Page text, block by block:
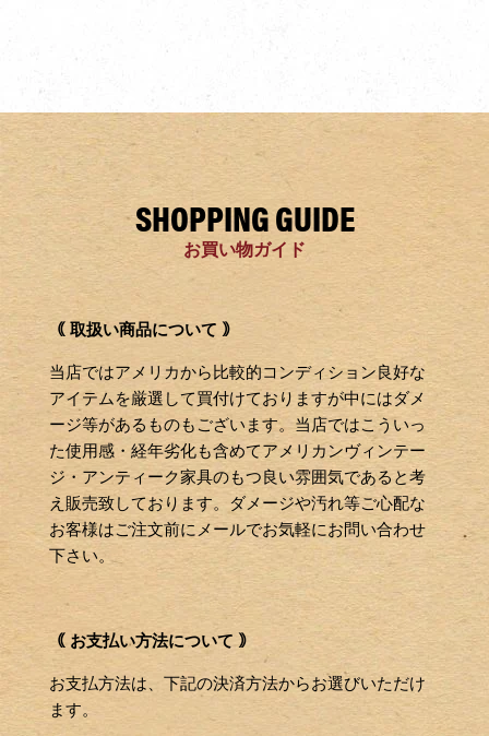
SHOPPING GUIDE
お買い物ガイド
｟ 取扱い商品について ｠
当店ではアメリカから比較的コンディション良好な
アイテムを厳選して買付けておりますが中にはダメ
ージ等があるものもございます。当店ではこういっ
た使用感・経年劣化も含めてアメリカンヴィンテー
ジ・アンティーク家具のもつ良い雰囲気であると考
え販売致しております。ダメージや汚れ等ご心配な
お客様はご注文前にメールでお気軽にお問い合わせ
下さい。
｟ お支払い方法について ｠
お支払方法は、下記の決済方法からお選びいただけ
ます。